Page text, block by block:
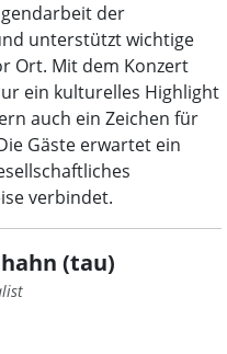
der
unterstützt wichtige
Ort. Mit dem Konzert
ein kulturelles Highlight
auch ein Zeichen für
Gäste erwartet ein
verbindet.
(tau)